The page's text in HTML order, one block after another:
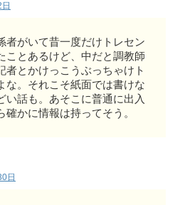
者がいて昔一度だけトレセン
ことあるけど、中だと調教師
者とかけっこうぶっちゃけト
な。それこそ紙面では書けな
い話も。あそこに普通に出入
確かに情報は持ってそう。
日